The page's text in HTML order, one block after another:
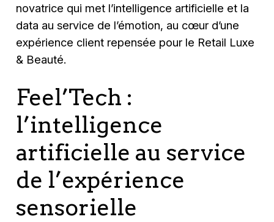
novatrice qui met l’intelligence artificielle et la
data au service de l’émotion, au cœur d’une
expérience client repensée pour le Retail Luxe
& Beauté.
Feel’Tech :
l’intelligence
artificielle au service
de l’expérience
sensorielle